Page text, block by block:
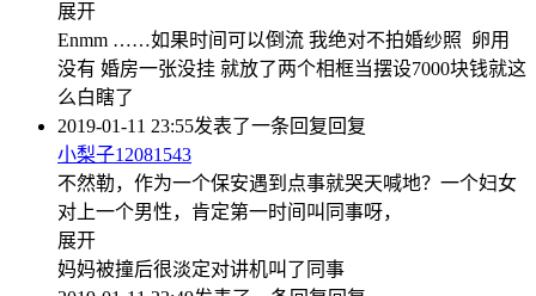
展开
Enmm ……如果时间可以倒流 我绝对不拍婚纱照 卵用
没有 婚房一张没挂 就放了两个相框当摆设7000块钱就这
么白瞎了
2019-01-11 23:55发表了一条回复回复
小梨子12081543
不然勒，作为一个保安遇到点事就哭天喊地？一个妇女
对上一个男性，肯定第一时间叫同事呀，
展开
妈妈被撞后很淡定对讲机叫了同事